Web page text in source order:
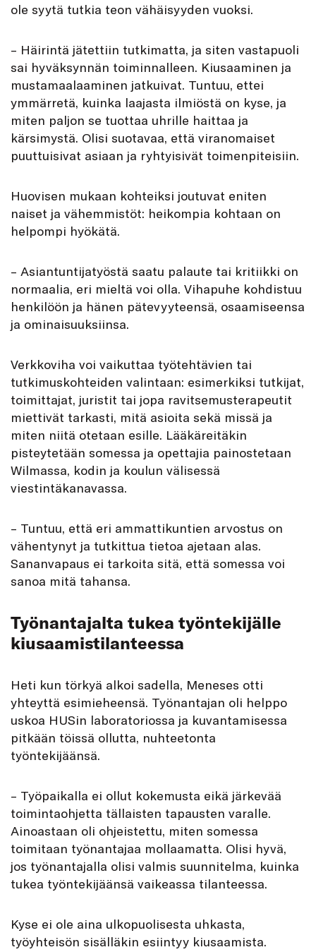
ole syytä tutkia teon vähäisyyden vuoksi.
– Häirintä jätettiin tutkimatta, ja siten vastapuoli
sai hyväksynnän toiminnalleen. Kiusaaminen ja
mustamaalaaminen jatkuivat. Tuntuu, ettei
ymmärretä, kuinka laajasta ilmiöstä on kyse, ja
miten paljon se tuottaa uhrille haittaa ja
kärsimystä. Olisi suotavaa, että viranomaiset
puuttuisivat asiaan ja ryhtyisivät toimenpiteisiin.
Huovisen mukaan kohteiksi joutuvat eniten
naiset ja vähemmistöt: heikompia kohtaan on
helpompi hyökätä.
– Asiantuntijatyöstä saatu palaute tai kritiikki on
normaalia, eri mieltä voi olla. Vihapuhe kohdistuu
henkilöön ja hänen pätevyyteensä, osaamiseensa
ja ominaisuuksiinsa.
Verkkoviha voi vaikuttaa työtehtävien tai
tutkimuskohteiden valintaan: esimerkiksi tutkijat,
toimittajat, juristit tai jopa ravitsemusterapeutit
miettivät tarkasti, mitä asioita sekä missä ja
miten niitä otetaan esille. Lääkäreitäkin
pisteytetään somessa ja opettajia painostetaan
Wilmassa, kodin ja koulun välisessä
viestintäkanavassa.
– Tuntuu, että eri ammattikuntien arvostus on
vähentynyt ja tutkittua tietoa ajetaan alas.
Sananvapaus ei tarkoita sitä, että somessa voi
sanoa mitä tahansa.
Työnantajalta tukea työntekijälle
kiusaamistilanteessa
Heti kun törkyä alkoi sadella, Meneses otti
yhteyttä esimieheensä. Työnantajan oli helppo
uskoa HUSin laboratoriossa ja kuvantamisessa
pitkään töissä ollutta, nuhteetonta
työntekijäänsä.
– Työpaikalla ei ollut kokemusta eikä järkevää
toimintaohjetta tällaisten tapausten varalle.
Ainoastaan oli ohjeistettu, miten somessa
toimitaan työnantajaa mollaamatta. Olisi hyvä,
jos työnantajalla olisi valmis suunnitelma, kuinka
tukea työntekijäänsä vaikeassa tilanteessa.
Kyse ei ole aina ulkopuolisesta uhkasta,
työyhteisön sisälläkin esiintyy kiusaamista.